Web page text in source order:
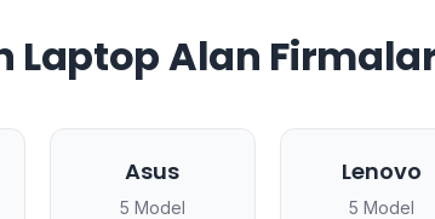
Laptop Alan
Asus
5 Model
Lenovo
5 Model